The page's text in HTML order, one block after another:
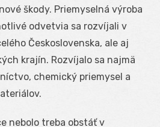
škody. Priemyselná výroba
odvetvia sa rozvíjali v
Československa, ale aj
krajín. Rozvíjalo sa najmä
chemický priemysel a
nebolo treba obstáť v